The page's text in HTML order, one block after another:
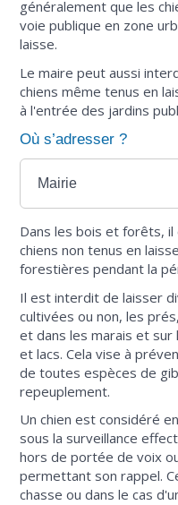
généralement que les
voie publique en zone
laisse.
Le maire peut aussi
chiens même tenus en
à l'entrée des jardins
Où s’adresser ?
Mairie
Dans les bois et forêts,
chiens non tenus en
forestières pendant la
Il est interdit de laisser
cultivées ou non, les
et dans les marais et
et lacs. Cela vise à
de toutes espèces de
repeuplement.
Un chien est considéré
sous la surveillance
hors de portée de voix
permettant son rappel.
chasse ou dans le cas